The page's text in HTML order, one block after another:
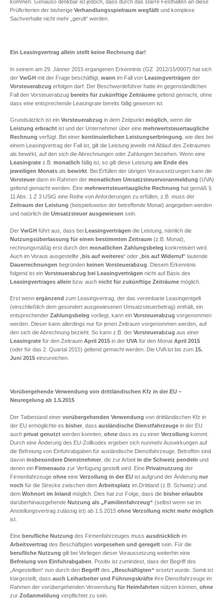
kommen. Genauso denkbar ist jedoch, dass durch das starre Festhalten an diese
Prüfkriterien der bisherige Verhandlungsspielraum wegfällt und komplexe
Sachverhalte nicht mehr „gerult“ werden.
Ein Leasingvertrag allein stellt keine Rechnung dar!
In seinem am 29. Jänner 2015 ergangenen Erkenntnis (GZ 2012/15/0007) hat sich
der VwGH mit der Frage beschäftigt, wann im Fall von Leasingverträgen der
Vorsteuerabzug erfolgen darf. Der Beschwerdeführer hatte im gegenständlichen
Fall den Vorsteuerabzug bereits für zukünftige Zeiträume geltend gemacht, ohne
dass eine entsprechende Leasingrate bereits fällig gewesen ist.
Grundsätzlich ist ein Vorsteuerabzug in dem Zeitpunkt möglich , wenn die
Leistung erbracht ist und der Unternehmer über eine mehrwertsteuertaugliche
Rechnung verfügt. Bei einer kontinuierlichen Leistungserbringung , wie dies bei
einem Leasingvertrag der Fall ist, gilt die Leistung jeweils mit Ablauf des Zeitraumes
als bewirkt, auf den sich die Abrechnungen oder Zahlungen beziehen. Wenn eine
Leasingrate z.B. monatlich fällig ist, so gilt diese Leistung am Ende des
jeweiligen Monats als bewirkt . Bei Erfüllen der übrigen Voraussetzungen kann die
Vorsteuer dann im Rahmen der monatlichen Umsatzsteuervoranmeldung (UVA)
geltend gemacht werden. Eine mehrwertsteuertaugliche Rechnung hat gemäß §
11 Abs. 1 Z 3 UStG eine Reihe von Anforderungen zu erfüllen, z.B. muss der
Zeitraum der Leistung (beispielsweise der betreffende Monat) angegeben werden
und natürlich die Umsatzsteuer ausgewiesen sein.
Der VwGH führt aus, dass bei Leasingverträgen die Leistung, nämlich die
Nutzungsüberlassung für einen bestimmten Zeitraum (z.B. Monat),
rechnungsmäßig erst durch den monatlichen Zahlungsbeleg konkretisiert wird.
Auch im Voraus ausgestellte „ bis auf weiteres“ oder „ bis auf Widerruf“ lautende
Dauerrechnungen begründen keinen Vorsteuerabzug . Diesem Erkenntnis
folgend ist ein Vorsteuerabzug bei Leasingverträgen nicht auf Basis des
Leasingvertrages allein bzw. auch nicht für zukünftige Zeiträume möglich.
Erst wenn ergänzend zum Leasingvertrag, der das vereinbarte Leasingentgelt
(einschließlich dem gesondert ausgewiesenen Umsatzsteuerbetrag) enthält, ein
entsprechender Zahlungsbeleg vorliegt, kann ein Vorsteuerabzug vorgenommen
werden. Dieser kann allerdings nur für jenen Zeitraum vorgenommen werden, auf
den sich die Abrechnung bezieht. So kann z.B. der Vorsteuerabzug aus einer
Leasingrate für den Zeitraum April 2015 in der UVA für den Monat April 2015
(oder für das 2. Quartal 2015) geltend gemacht werden. Die UVA ist bis zum 15.
Juni 2015 einzureichen.
Vorübergehende Verwendung von drittländischen Kfz in der EU –
Neuregelung ab 1.5.2015
Der Tatbestand einer vorübergehenden Verwendung von drittländischen Kfz in
der EU ermöglichte es bisher , dass ausländische Dienstfahrzeuge in der EU
auch privat genutzt werden konnten, ohne dass es zu einer Verzollung kommt.
Durch eine Änderung des EU-Zollkodex ergeben sich nunmehr Auswirkungen auf
die Befreiung von Einfuhrabgaben für ausländische Dienstfahrzeuge. Betroffen sind
davon insbesondere Dienstnehmer , die zur Arbeit in die Schweiz pendeln und
denen ein Firmenauto zur Verfügung gestellt wird. Eine Privatnutzung der
Firmenfahrzeuge ohne eine Verzollung in der EU ist aufgrund der Änderung nur
noch für die Strecke zwischen dem Arbeitsplatz im Drittland (z.B. Schweiz) und
dem Wohnort im Inland möglich. Dies hat zur Folge, dass die bisher erlaubte
darüberhinausgehende Nutzung als „Familienfahrzeug“ (selbst wenn sie im
Anstellungsvertrag zulässig ist) ab 1.5.2015 ohne Verzollung nicht mehr möglich
ist.
Eine berufliche Nutzung des Firmenfahrzeuges muss ausdrücklich im
Arbeitsvertrag des Beschäftigten vorgesehen und geregelt sein. Für die
berufliche Nutzung gilt bei Vorliegen dieser Voraussetzung weiterhin eine
Befreiung von Einfuhrabgaben . Positiv ist zumindest, dass der Begriff des
„Angestellten“ nun durch den Begriff des „Beschäftigten“ ersetzt wurde. Somit ist
klargestellt, dass auch Leiharbeiter und Führungskräfte ihre Dienstfahrzeuge im
Rahmen der vorübergehenden Verwendung für Heimfahrten nützen können, ohne
zur Zollanmeldung verpflichtet zu sein.